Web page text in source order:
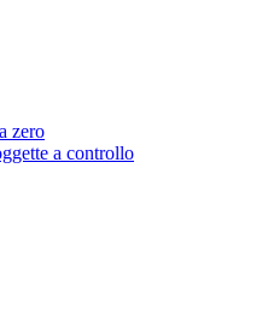
zero
a controllo